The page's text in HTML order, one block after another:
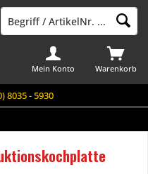
8035 - 5930
Warenkorb
Mein Konto